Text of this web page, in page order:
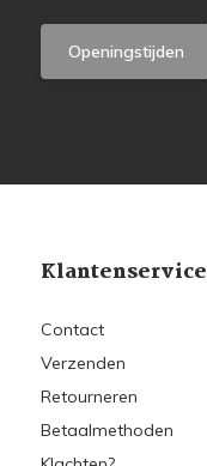
Openingstijden
Klantenservice
Contact
Verzenden
Retourneren
Betaalmethoden